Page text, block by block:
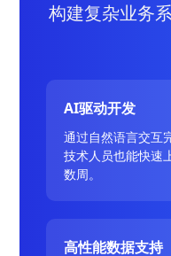
构建复杂业务
AI驱动开发
通过自然语言交互
技术人员也能快速
数周。
高性能数据支持